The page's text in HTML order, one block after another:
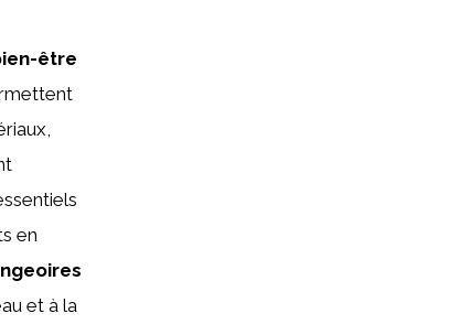
être
en
et à la